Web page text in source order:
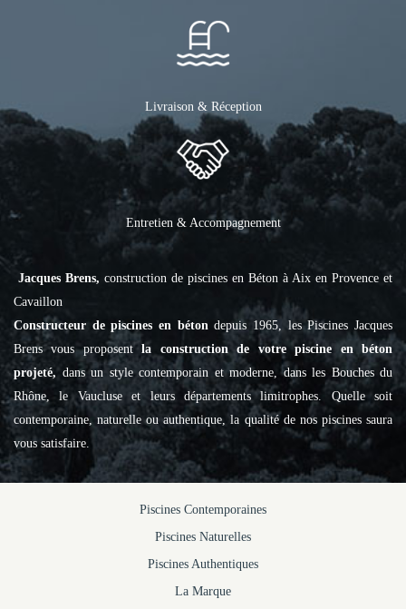
Livraison & Réception
Entretien & Accompagnement
Jacques Brens, construction de piscines en Béton à Aix en Provence et
Cavaillon
Constructeur de piscines en bétondepuis 1965, les Piscines Jacques
Brens vous proposentla construction de votre piscine en béton
projeté, dans un style contemporain et moderne, dans les Bouches du
Rhône, le Vaucluse et leurs départements limitrophes. Quelle soit
contemporaine, naturelle ou authentique, la qualité de nos piscines saura
vous satisfaire.
Piscines Contemporaines
Piscines Naturelles
Piscines Authentiques
La Marque